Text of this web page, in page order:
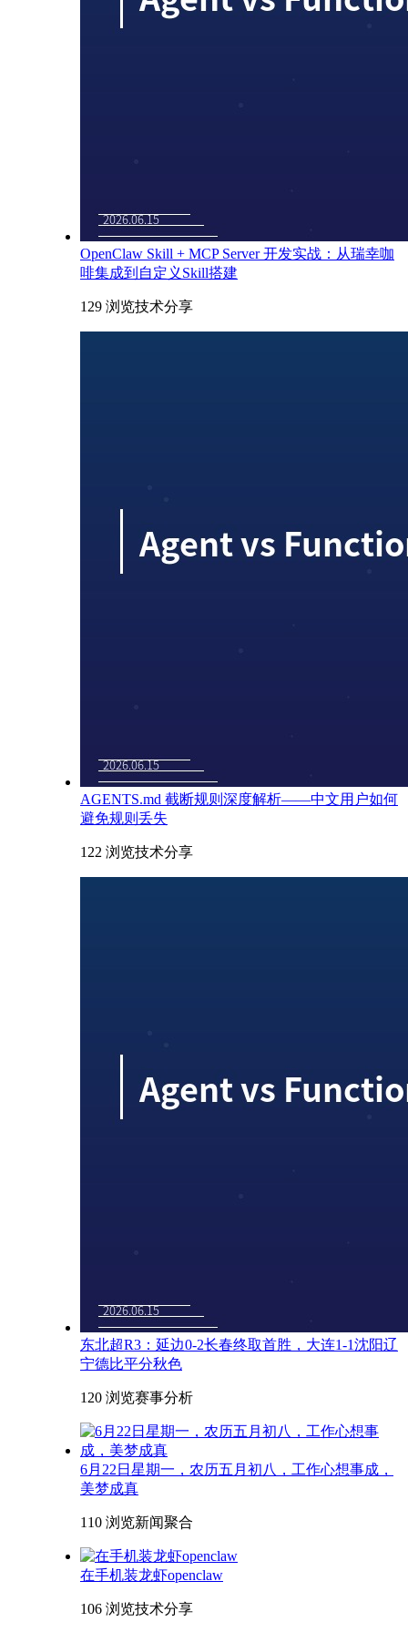
OpenClaw Skill + MCP Server 开发实战：从瑞幸咖
啡集成到自定义Skill搭建
129 浏览技术分享
AGENTS.md 截断规则深度解析——中文用户如何
避免规则丢失
122 浏览技术分享
东北超R3：延边0-2长春终取首胜，大连1-1沈阳辽
宁德比平分秋色
120 浏览赛事分析
6月22日星期一，农历五月初八，工作心想事成，
美梦成真
110 浏览新闻聚合
在手机装龙虾openclaw
106 浏览技术分享